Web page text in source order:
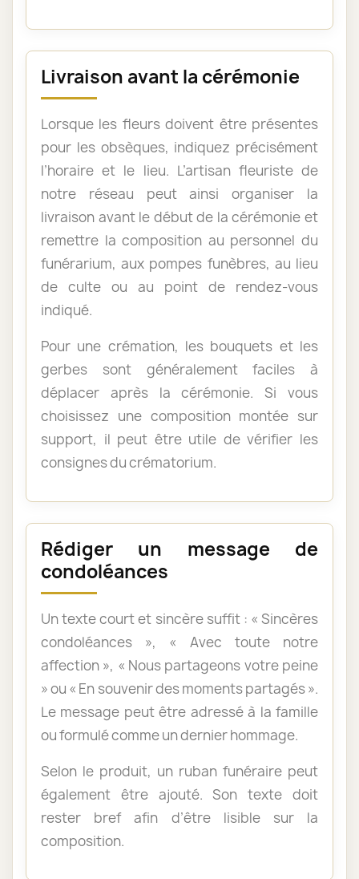
Livraison avant la cérémonie
Lorsque les fleurs doivent être présentes
pour les obsèques, indiquez précisément
l’horaire et le lieu. L’artisan fleuriste de
notre réseau peut ainsi organiser la
livraison avant le début de la cérémonie et
remettre la composition au personnel du
funérarium, aux pompes funèbres, au lieu
de culte ou au point de rendez-vous
indiqué.
Pour une crémation, les bouquets et les
gerbes sont généralement faciles à
déplacer après la cérémonie. Si vous
choisissez une composition montée sur
support, il peut être utile de vérifier les
consignes du crématorium.
Rédiger un message de
condoléances
Un texte court et sincère suffit : « Sincères
condoléances », « Avec toute notre
affection », « Nous partageons votre peine
» ou « En souvenir des moments partagés ».
Le message peut être adressé à la famille
ou formulé comme un dernier hommage.
Selon le produit, un ruban funéraire peut
également être ajouté. Son texte doit
rester bref afin d’être lisible sur la
composition.